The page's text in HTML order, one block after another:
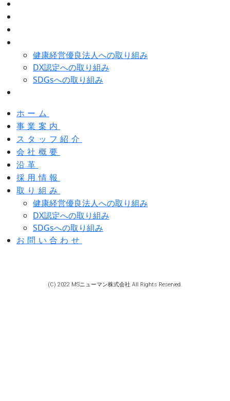
健康経営優良法人への取り組み
DX認定への取り組み
SDGsへの取り組み
ホーム
事業案内
スタッフ紹介
会社概要
沿革
採用情報
取り組み
健康経営優良法人への取り組み
DX認定への取り組み
SDGsへの取り組み
お問い合わせ
(C) 2022 MSニューマン株式会社 All Rights Reserved.